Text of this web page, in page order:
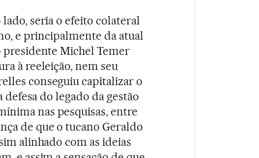
seria o efeito colateral
e principalmente da atual
presidente Michel Temer
à reeleição, nem seu
conseguiu capitalizar o
do legado da gestão
nas pesquisas, entre
de que o tucano Geraldo
alinhado com as ideias